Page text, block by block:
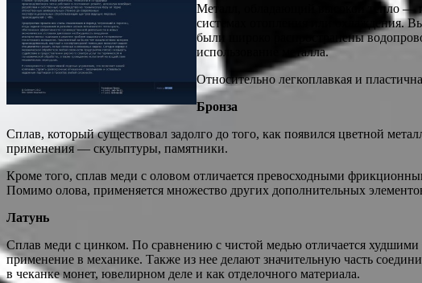
Металл, обладающий высокой тепло — и
системах отопления или охлаждения.
были широко распространены
использование металла.
Относительно легкоплавкая и
Бронза
Сплав, который существовал задолго до того, как появился цветной
применения — скульптуры, памятники.
Кроме того, сплав меди с оловом отличается превосходными
Помимо олова, применяется множество других дополнительных
Латунь
Сплав меди с цинком. По сравнению с чистой медью отличается
применение в механике. Также из нее делают значительную часть
в чеканке монет, ювелирном деле и как отделочного материала.